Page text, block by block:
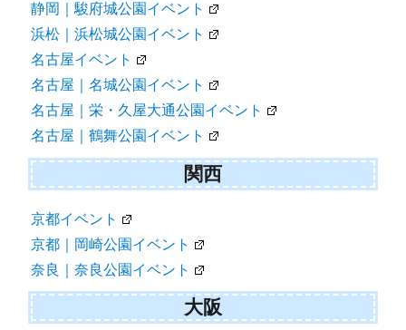
静岡｜駿府城公園イベント
浜松｜浜松城公園イベント
名古屋イベント
名古屋｜名城公園イベント
名古屋｜栄・久屋大通公園イベント
名古屋｜鶴舞公園イベント
関西
京都イベント
京都｜岡崎公園イベント
奈良｜奈良公園イベント
大阪